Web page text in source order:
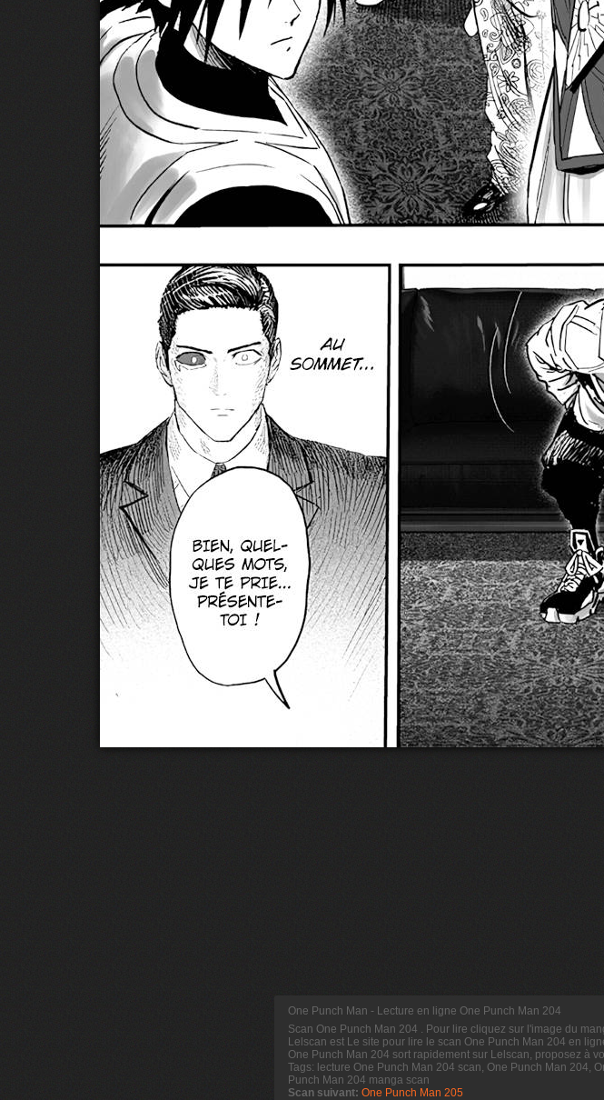
One Punch Man - Lecture en ligne One Punch Man 204
Scan One Punch Man 204 . Pour lire cliquez sur l'image du
Lelscan est Le site pour lire le scan One Punch Man 204 en
One Punch Man 204 sort rapidement sur Lelscan, proposez à
Tags: lecture One Punch Man 204 scan, One Punch Man 204,
Punch Man 204 manga scan
Scan suivant: One Punch Man 205